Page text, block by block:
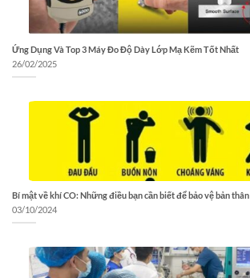
Ứng Dụng Và Top 3 Máy Đo Độ Dày Lớp Mạ Kẽm Tốt Nhất
26/02/2025
Bí mật về khí CO: Những điều bạn cần biết để bảo vệ bản thân
03/10/2024